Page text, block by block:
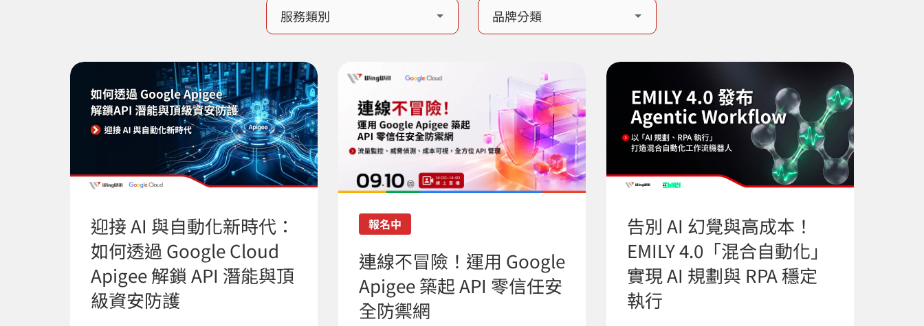
迎接 AI 與自動化新時代：
如何透過 Google Cloud
Apigee 解鎖 API 潛能與頂
級資安防護
報名中
連線不冒險！運用 Google
Apigee 築起 API 零信任安
全防禦網
告別 AI 幻覺與高成本！
EMILY 4.0「混合自動化」
實現 AI 規劃與 RPA 穩定
執行